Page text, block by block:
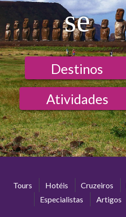
se
Destinos
Atividades
Tours Hotéis Cruzeiros
Especialistas
Artigos